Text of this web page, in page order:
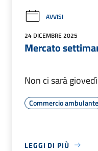
AVVISI
24 DICEMBRE 2025
Mercato
Non ci sarà
Commercio ambulante
LEGGI DI PIÙ